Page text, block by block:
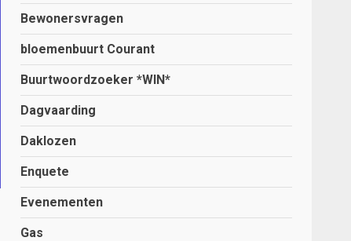
Bewonersvragen
bloemenbuurt Courant
Buurtwoordzoeker *WIN*
Dagvaarding
Daklozen
Enquete
Evenementen
Gas